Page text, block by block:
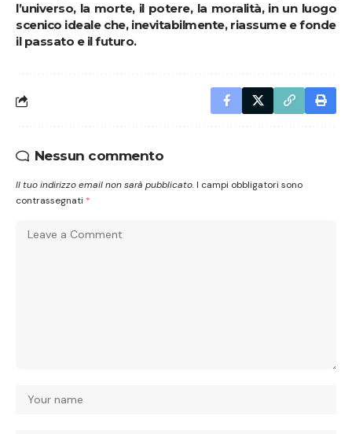
l’universo, la morte, il potere, la moralità, in un luogo
scenico ideale che, inevitabilmente, riassume e fonde
il passato e il futuro.
Nessun commento
Il tuo indirizzo email non sarà pubblicato. I campi obbligatori sono
contrassegnati *